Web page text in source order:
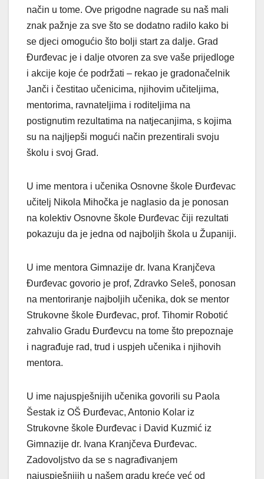
način u tome. Ove prigodne nagrade su naš mali
znak pažnje za sve što se dodatno radilo kako bi
se djeci omogućio što bolji start za dalje. Grad
Đurđevac je i dalje otvoren za sve vaše prijedloge
i akcije koje će podržati – rekao je gradonačelnik
Janči i čestitao učenicima, njihovim učiteljima,
mentorima, ravnateljima i roditeljima na
postignutim rezultatima na natjecanjima, s kojima
su na najljepši mogući način prezentirali svoju
školu i svoj Grad.
U ime mentora i učenika Osnovne škole Đurđevac
učitelj Nikola Mihočka je naglasio da je ponosan
na kolektiv Osnovne škole Đurđevac čiji rezultati
pokazuju da je jedna od najboljih škola u Županiji.
U ime mentora Gimnazije dr. Ivana Kranjčeva
Đurđevac govorio je prof, Zdravko Seleš, ponosan
na mentoriranje najboljih učenika, dok se mentor
Strukovne škole Đurđevac, prof. Tihomir Robotić
zahvalio Gradu Đurđevcu na tome što prepoznaje
i nagrađuje rad, trud i uspjeh učenika i njihovih
mentora.
U ime najuspješnijih učenika govorili su Paola
Šestak iz OŠ Đurđevac, Antonio Kolar iz
Strukovne škole Đurđevac i David Kuzmić iz
Gimnazije dr. Ivana Kranjčeva Đurđevac.
Zadovoljstvo da se s nagrađivanjem
najuspješnijih u našem gradu kreće već od